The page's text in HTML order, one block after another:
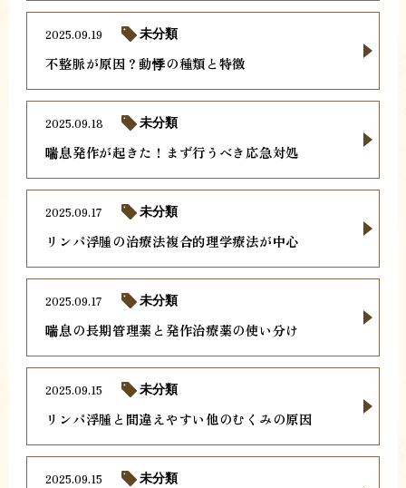
不整脈が原因？動悸の種類と特徴
2025.09.19 未分類
喘息発作が起きた！まず行うべき応急対処
2025.09.18 未分類
リンパ浮腫の治療法複合的理学療法が中心
2025.09.17 未分類
喘息の長期管理薬と発作治療薬の使い分け
2025.09.17 未分類
リンパ浮腫と間違えやすい他のむくみの原因
2025.09.15 未分類
2025.09.15 未分類